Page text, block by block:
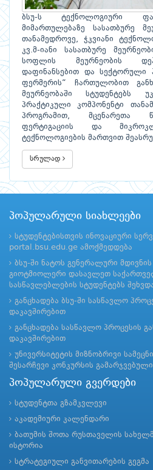
ბსუ-ს ტექნოლოგიური
მიმართულებაზე სასათბურე
თანამედროვე, ჭკვიანი
კვ.მ-იანი სასათბურე
სოფლის მეურნეობის
დაფინანსებით და სექტორული
ფერმერის“ ჩართულობით
მეურნეობაში სტუდენტებს
პრაქტიკული კომპონენტი
პროგრამით, მცენარეთა
ფერტიგაციის და
ტექნოლოგიების მართვით
სრულად
პოპულარული სიახლეები
სტუდენტებისთვის ინოვაციური
portal.bsu.edu.ge ამოქმედდება
ბსუ-ში ნატოს გენერალური
გიოტმიოლერი დასავლეთ
სასწავლებლების სტუდენტებს
განცხადება ბსუ-ში სასწავლო
დაკავშირებით
განცხადება სასწავლო პროცესის
დაკავშირებით
უნივერსიტეტის მიზნობრივი
შესარჩევი კონკურსის
პოპულარული გვერდები
სტუდენტთა გზამკვლევი
აკადემიური კალენდარი
ბათუმის შოთა რუსთაველის
ისტორია
სტრატეგიული განვითარების გეგმა